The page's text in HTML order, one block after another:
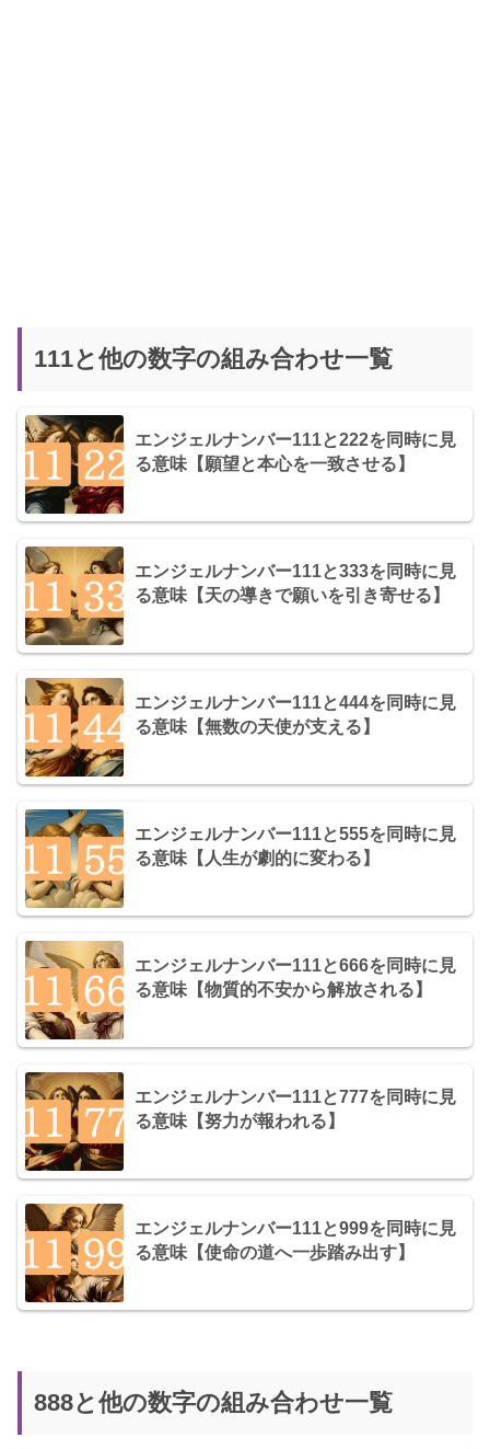
111と他の数字の組み合わせ一覧
エンジェルナンバー111と222を同時に見
る意味【願望と本心を一致させる】
エンジェルナンバー111と333を同時に見
る意味【天の導きで願いを引き寄せる】
エンジェルナンバー111と444を同時に見
る意味【無数の天使が支える】
エンジェルナンバー111と555を同時に見
る意味【人生が劇的に変わる】
エンジェルナンバー111と666を同時に見
る意味【物質的不安から解放される】
エンジェルナンバー111と777を同時に見
る意味【努力が報われる】
エンジェルナンバー111と999を同時に見
る意味【使命の道へ一歩踏み出す】
888と他の数字の組み合わせ一覧